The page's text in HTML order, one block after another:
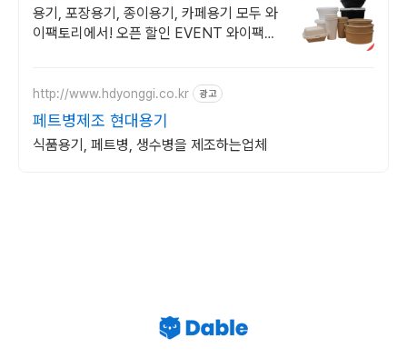
당일 출고
용기, 포장용기, 종이용기, 카페용기 모두 와
이팩토리에서! 오픈 할인 EVENT 와이팩토
http://www.hdyonggi.co.kr 광고
페트병제조 현대용기
식품용기, 페트병, 생수병을 제조하는업체